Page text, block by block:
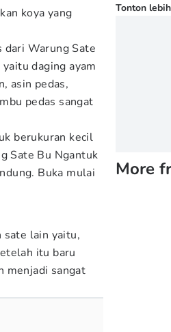
koya yang
dari Warung Sate
daging ayam
asin pedas,
pedas sangat
berukuran kecil
Sate Bu Ngantuk
Buka mulai
sate lain yaitu,
itu baru
menjadi sangat
Tonton
More